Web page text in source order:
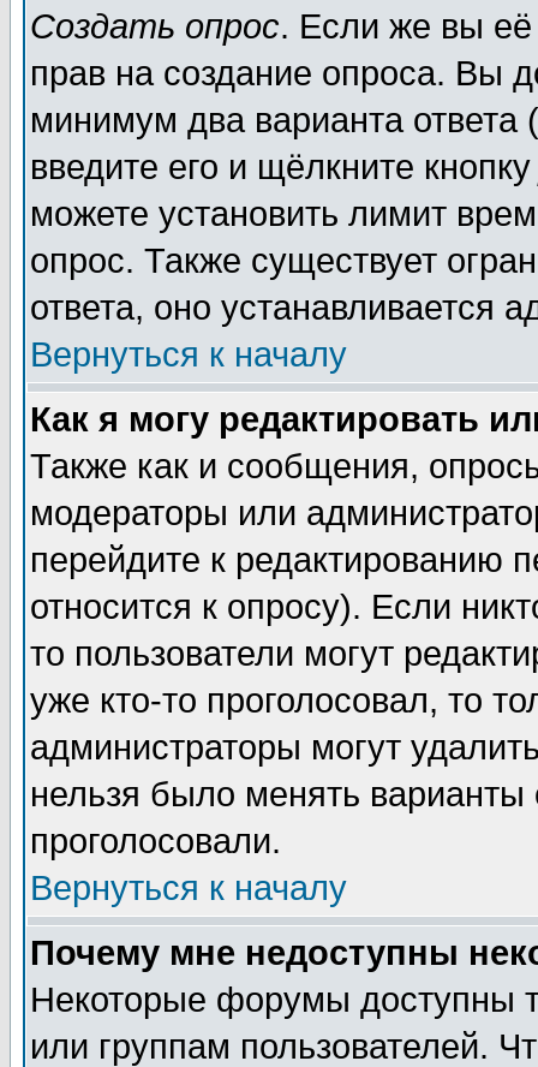
Создать опрос. Если же вы её
прав на создание опроса. Вы
минимум два варианта ответа
введите его и щёлкните
можете установить лимит
опрос. Также существует
ответа, оно устанавливается
Вернуться к началу
Как я могу редактировать
Также как и сообщения,
модераторы или
перейдите к редактированию
относится к опросу). Если
то пользователи могут
уже кто-то проголосовал, то
администраторы могут
нельзя было менять
проголосовали.
Вернуться к началу
Почему мне недоступны
Некоторые форумы доступны
или группам пользователей.